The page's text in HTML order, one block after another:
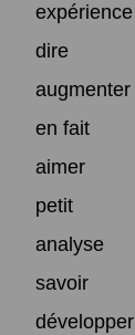
expérience
dire
augmenter
en fait
aimer
petit
analyse
savoir
développer